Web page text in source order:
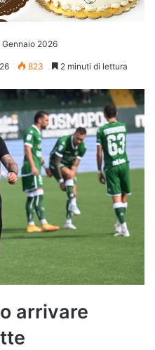
Gennaio 2026
823 2 minuti di lettura
arrivare